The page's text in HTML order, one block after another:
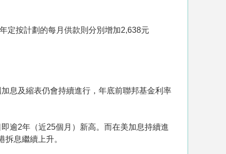
定按計劃的每月供款則分別增加2,638元
息及縮表仍會持續進行，年底前聯邦基金利率
逾2年（近25個月）新高。而在美加息持續進
息繼續上升。